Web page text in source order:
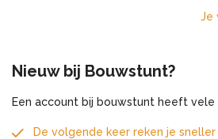
Je
Nieuw bij Bouwstunt?
Een account bij bouwstunt heeft vele
De volgende keer reken je